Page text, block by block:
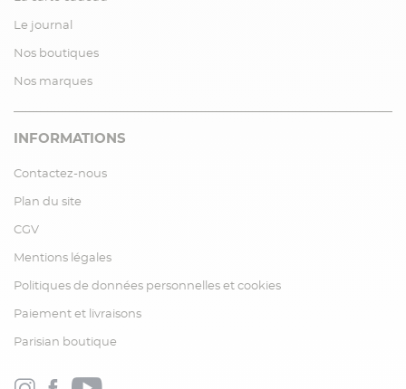
Le journal
Nos boutiques
Nos marques
INFORMATIONS
Contactez-nous
Plan du site
CGV
Mentions légales
Politiques de données personnelles et cookies
Paiement et livraisons
Parisian boutique